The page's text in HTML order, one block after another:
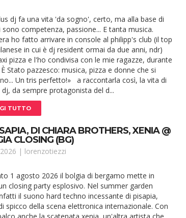
dj fa una vita 'da sogno', certo, ma alla base di
competenza, passione... E tanta musica.
ho fatto arrivare in console al philipp's club (il top
in cui è dj resident ormai da due anni, ndr)
pizza e l'ho condivisa con le mie ragazze, durante
Stato pazzesco: musica, pizza e donne che si
Un tris perfetto!» a raccontarla così, la vita di
da sempre protagonista del d...
TUTTO
DI CHIARA BROTHERS, XENIA @
CLOSING (BG)
| lorenzotiezzi
1 agosto 2026 il bolgia di bergamo mette in
closing party esplosivo. Nel summer garden
il suono hard techno incessante di pisapia,
spicco della scena elettronica internazionale. Con